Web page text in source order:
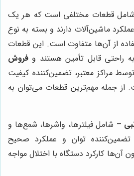
شامل قطعات مختلفی است که هر یک
ماشین‌آلات دارند و بسته به نوع
از آن‌ها متفاوت است. این قطعات
راحتی قابل تأمین هستند و فروش
توسط مراکز معتبر، تضمین‌کننده کیفیت
جمله مهم‌ترین قطعات می‌توان به
– شامل فیلترها، واشرها، شمع‌ها و
توان و عملکرد صحیح
کارکرد دستگاه با اختلال مواجه